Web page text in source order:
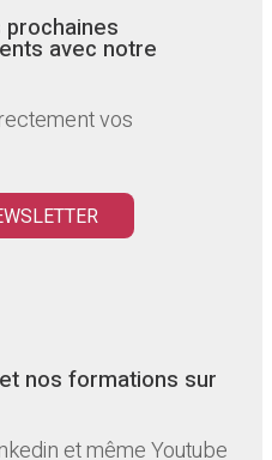
avec notre
vos
nos formations sur
et même Youtube